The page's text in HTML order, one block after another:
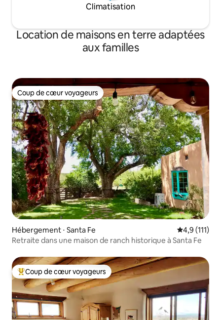
Climatisation
Location de maisons en terre adaptées
aux familles
Coup de cœur voyageurs
Coup de cœur voyageurs
Hébergement ⋅ Santa Fe Évaluation
4,9 (111)
Retraite dans une maison de ranch historique à Santa Fe
Coups de cœur voyageurs les plus appréciés
Coup de cœur voyageurs